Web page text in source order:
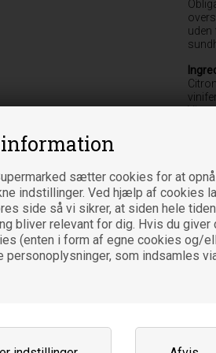
information
sætter cookies for at
indstillinger. Ved hjælp af cookies
side så vi sikrer, at siden hele
bliver relevant for dig. Hvis du giver
(enten i form af egne cookies og/
personoplysninger, som indsamles
uden
Er
1